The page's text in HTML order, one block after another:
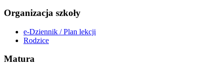
Organizacja szkoły
e-Dziennik / Plan lekcji
Rodzice
Matura